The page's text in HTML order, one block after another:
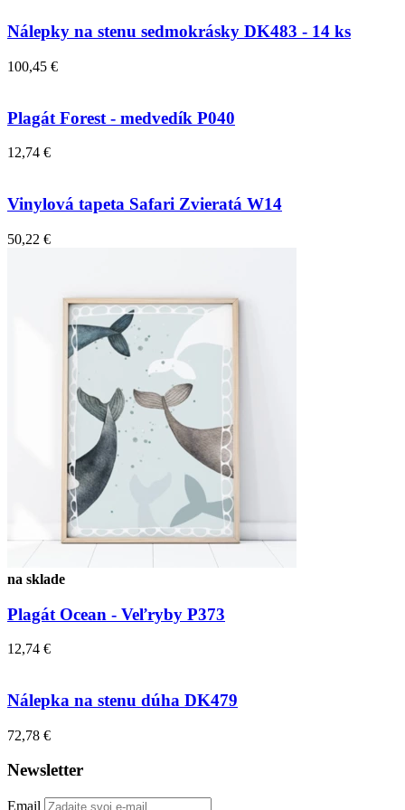
Nálepky na stenu sedmokrásky DK483 - 14 ks
100,45 €
Plagát Forest - medvedík P040
12,74 €
Vinylová tapeta Safari Zvieratá W14
50,22 €
na sklade
Plagát Ocean - Veľryby P373
12,74 €
Nálepka na stenu dúha DK479
72,78 €
Newsletter
Email